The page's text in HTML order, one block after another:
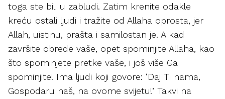
toga ste bili u zabludi. Zatim krenite odakle
kreću ostali ljudi i tražite od Allaha oprosta, jer
Allah, uistinu, prašta i samilostan je. A kad
završite obrede vaše, opet spominjite Allaha, kao
što spominjete pretke vaše, i još više Ga
spominjite! Ima ljudi koji govore: ‘Daj Ti nama,
Gospodaru naš, na ovome svijetu!’ Takvi na